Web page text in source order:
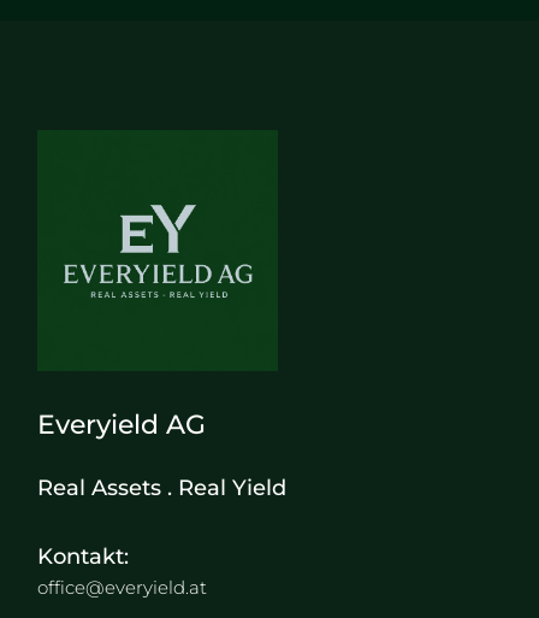
Everyield AG
Real Assets . Real Yield
Kontakt:
office@everyield.at